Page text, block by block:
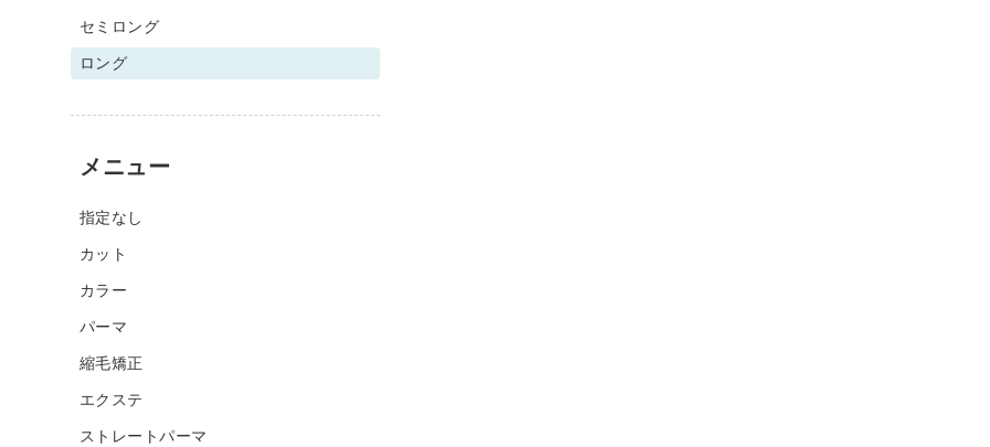
セミロング
ロング
メニュー
指定なし
カット
カラー
パーマ
縮毛矯正
エクステ
ストレートパーマ